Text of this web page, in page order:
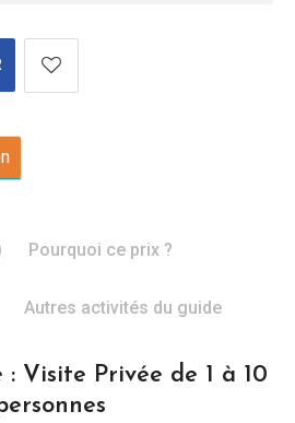
Pourquoi ce prix ?
Autres activités du guide
: Visite Privée de 1 à 10